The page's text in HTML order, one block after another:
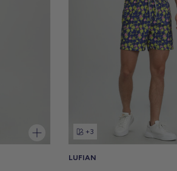
+3
LUFIAN